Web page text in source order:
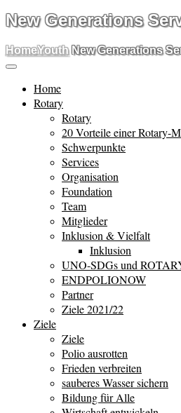
New Generations
HomeYouth New Generations
Home
Rotary
Rotary
20 Vorteile einer Rotary-
Schwerpunkte
Services
Organisation
Foundation
Team
Mitglieder
Inklusion & Vielfalt
Inklusion
UNO-SDGs und
ENDPOLIONOW
Partner
Ziele 2021/22
Ziele
Ziele
Polio ausrotten
Frieden verbreiten
sauberes Wasser sichern
Bildung für Alle